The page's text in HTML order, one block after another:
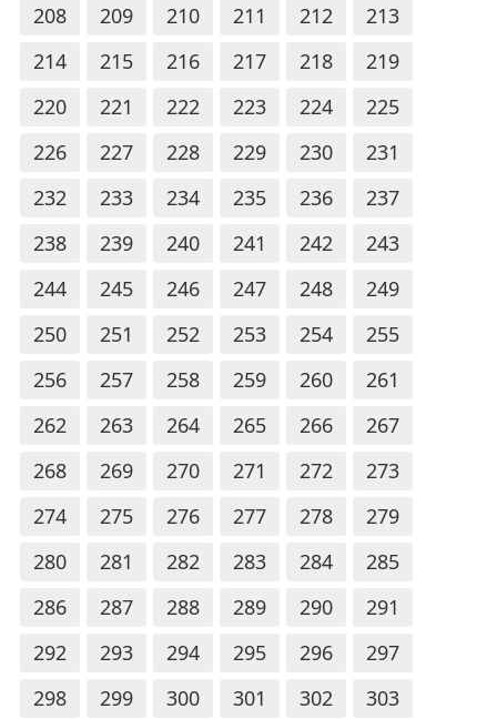
208
209 210 211 212
213
214
215 216 217 218
219
220
221 222 223 224
225
226
227 228 229 230
231
232
233 234 235 236
237
238
239 240 241 242
243
244
245 246 247 248
249
250
251 252 253 254
255
256
257 258 259 260
261
262
263 264 265 266
267
268
269 270 271 272
273
274
275 276 277 278
279
280
281 282 283 284
285
286
287 288 289 290
291
292
293 294 295 296
297
298
299 300 301 302
303